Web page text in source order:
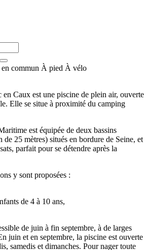
commun À pied À vélo
en Caux est une piscine de plein air, ouverte
Elle se situe à proximité du camping
est équipée de deux bassins
de 25 mètres) situés en bordure de Seine, et
parfait pour se détendre après la
y sont proposées :
de 4 à 10 ans,
de juin à fin septembre, à de larges
juin et en septembre, la piscine est ouverte
samedis et dimanches. Pour nager toute